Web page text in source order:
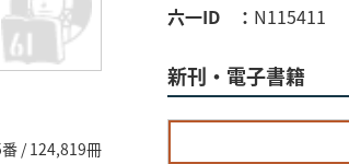
/ 124,819冊
六一ID
N115411
新刊・電子書籍